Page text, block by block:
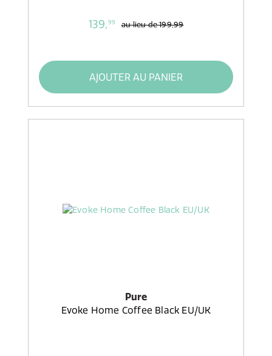
139,99 au lieu de199,99
AJOUTER AU PANIER
Pure
Evoke Home Coffee Black EU/UK